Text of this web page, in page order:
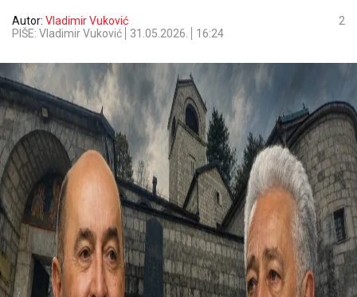
Autor: Vladimir Vuković
PIŠE: Vladimir Vuković
31.05.2026. 16:24
2